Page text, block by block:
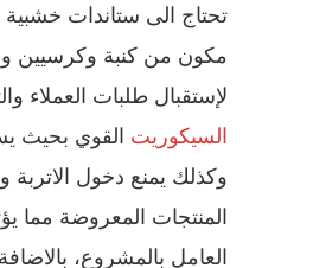
تحتاج الى ستاندات
مكون من كنبة وكرسيين
لإستقبال طلبات العملاء
السيكوريت القوي بحيث
وكذلك يمنع دخول
المنتجات المعروضة مما
العامل بالمشروع،